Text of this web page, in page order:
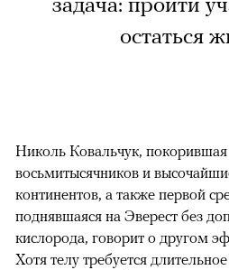
задача: пройти
остаться
Николь Ковальчук, покорившая
восьмитысячников и
континентов, а также первой
поднявшаяся на Эверест без
кислорода, говорит о другом
Хотя телу требуется